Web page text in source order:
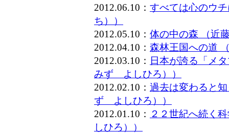
2012.06.10： すべては心のウ
ち））
2012.05.10： 体の中の森 （近
2012.04.10： 森林王国への道
2012.03.10： 日本が誇る「メ
みず よしひろ））
2012.02.10： 過去は変わると
ず よしひろ））
2012.01.10：
２２世紀へ続く
しひろ））